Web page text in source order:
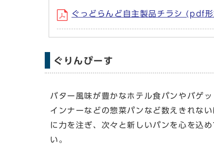
ぐっどらんど自主製品チラシ (pdf
ぐりんぴーす
バター風味が豊かなホテル食パンやバゲ
インナーなどの惣菜パンなど数えきれな
に力を注ぎ、次々と新しいパンを心を込
い。